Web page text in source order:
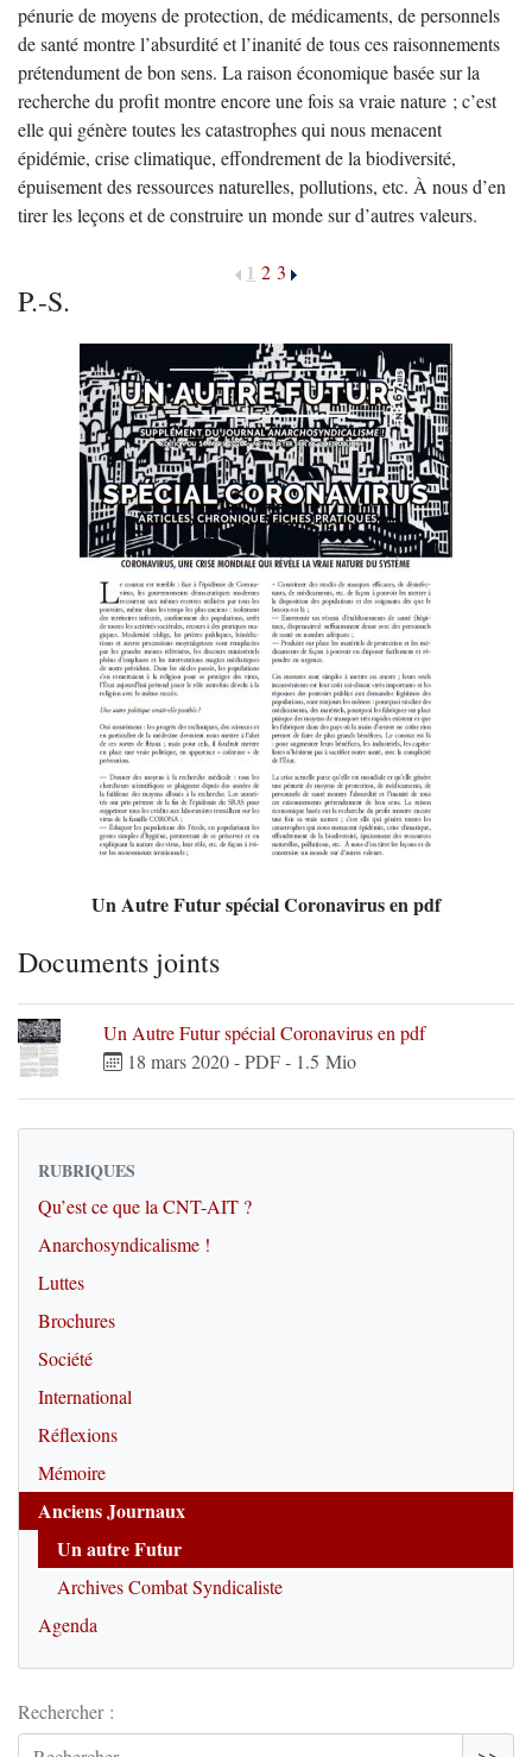
pénurie de moyens de protection, de médicaments, de personnels
de santé montre l’absurdité et l’inanité de tous ces raisonnements
prétendument de bon sens. La raison économique basée sur la
recherche du profit montre encore une fois sa vraie nature ; c’est
elle qui génère toutes les catastrophes qui nous menacent
épidémie, crise climatique, effondrement de la biodiversité,
épuisement des ressources naturelles, pollutions, etc. À nous d’en
tirer les leçons et de construire un monde sur d’autres valeurs.
1 2 3
P.-S.
Un Autre Futur spécial Coronavirus en pdf
Documents joints
Un Autre Futur spécial Coronavirus en pdf
18 mars 2020-PDF- 1.5 Mio
RUBRIQUES
Qu’est ce que la CNT-AIT ?
Anarchosyndicalisme !
Luttes
Brochures
Société
International
Réflexions
Mémoire
Anciens Journaux
Un autre Futur
Archives Combat Syndicaliste
Agenda
Rechercher :